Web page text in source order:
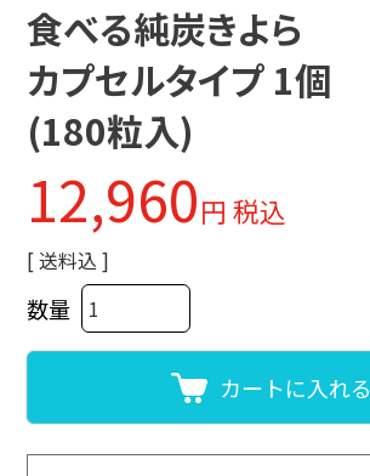
食べる純炭きよら
カプセルタイプ 1個
(180粒入)
12,960 税込
送料込
カートに入れる